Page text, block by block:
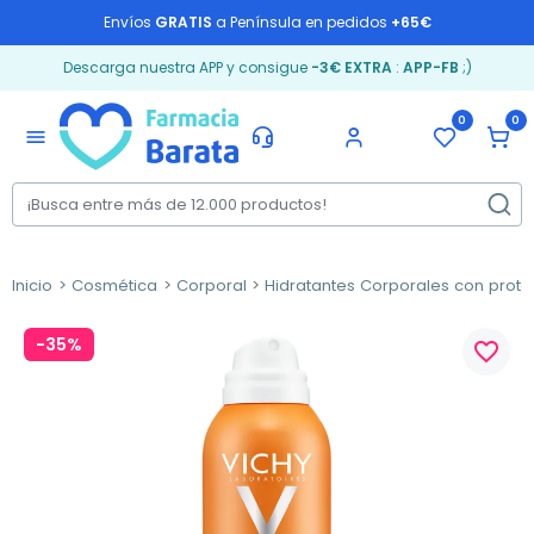
Envíos GRATIS a Península en pedidos +65€
Descarga nuestra APP y consigue -3€ EXTRA: APP-FB ;)
menu
0 0
Inicio Cosmética Corporal Hidratantes Corporales con
-35% favorite_border